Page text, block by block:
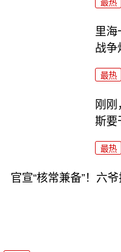
最热
里海
战争
最热
刚
斯要
最热
官宣“核常兼备”！六